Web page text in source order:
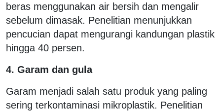
beras menggunakan air bersih dan mengalir
sebelum dimasak. Penelitian menunjukkan
pencucian dapat mengurangi kandungan plastik
hingga 40 persen.
4. Garam dan gula
Garam menjadi salah satu produk yang paling
sering terkontaminasi mikroplastik. Penelitian